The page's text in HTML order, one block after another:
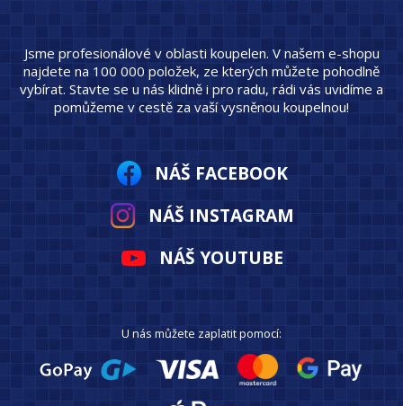
Jsme profesionálové v oblasti koupelen. V našem e-shopu
najdete na 100 000 položek, ze kterých můžete pohodlně
vybírat. Stavte se u nás klidně i pro radu, rádi vás uvidíme a
pomůžeme v cestě za vaší vysněnou koupelnou!
NÁŠ FACEBOOK
NÁŠ INSTAGRAM
NÁŠ YOUTUBE
U nás můžete zaplatit pomocí: